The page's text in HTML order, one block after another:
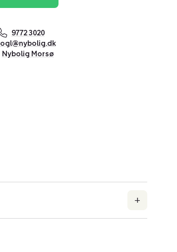
9772 3020
ogl@nybolig.dk
Nybolig Morsø